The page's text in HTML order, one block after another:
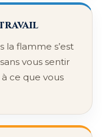
la flamme s’est
vous sentir
ce que vous